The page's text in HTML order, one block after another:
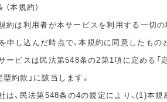
本規約）
約は利用者が本サービスを利用する一切
申し込んだ時点で、本規約に同意したもの
ービスは民法第548条の2第1項に定める「
型約款」に該当します。
は、民法第548条の4の規定により、(1)本